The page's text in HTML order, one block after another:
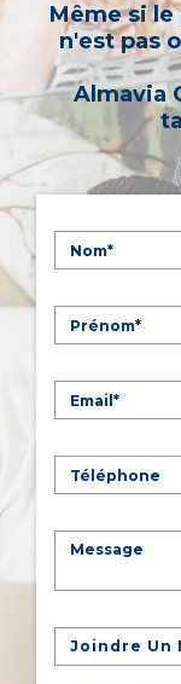
Même si
n'est pas
Almavia
Joindre Un